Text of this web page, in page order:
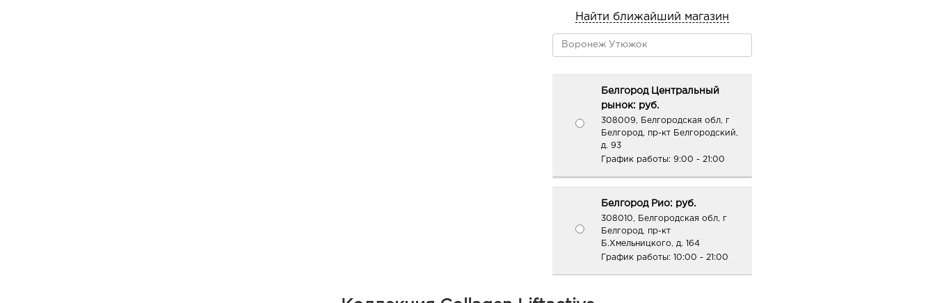
Найти ближайший магазин
Белгород Центральный
рынок: руб.
308009, Белгородская обл, г
Белгород, пр-кт Белгородский,
д. 93
График работы: 9:00 - 21:00
Белгород Рио: руб.
308010, Белгородская обл, г
Белгород, пр-кт
Б.Хмельницкого, д. 164
График работы: 10:00 - 21:00